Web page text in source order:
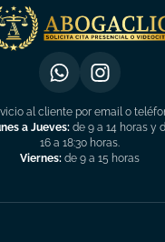
al cliente por email o
a Jueves:de 9 a 14 horas y
16 a 18:30 horas.
Viernes: de 9 a 15 horas